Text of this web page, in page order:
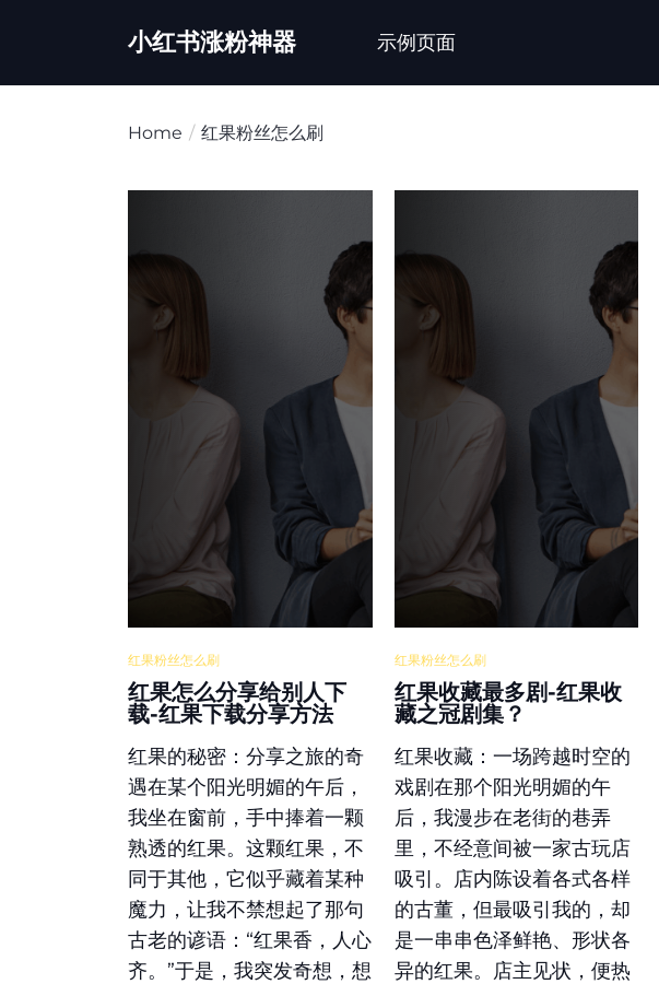
小红书涨粉神器 示例页面
Home 红果粉丝怎么刷
红果粉丝怎么刷
红果怎么分享给别人下
载-红果下载分享方法
红果的秘密：分享之旅的奇
遇在某个阳光明媚的午后，
我坐在窗前，手中捧着一颗
熟透的红果。这颗红果，不
同于其他，它似乎藏着某种
魔力，让我不禁想起了那句
古老的谚语：“红果香，人心
齐。”于是，我突发奇想，想
红果粉丝怎么刷
红果收藏最多剧-红果收
藏之冠剧集？
红果收藏：一场跨越时空的
戏剧在那个阳光明媚的午
后，我漫步在老街的巷弄
里，不经意间被一家古玩店
吸引。店内陈设着各式各样
的古董，但最吸引我的，却
是一串串色泽鲜艳、形状各
异的红果。店主见状，便热